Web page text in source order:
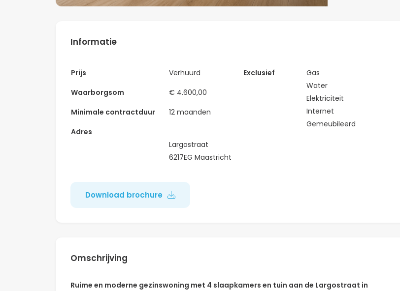
Informatie
Prijs
Verhuurd
Waarborgsom
€ 4.600,00
Minimale contractduur
12 maanden
Adres
Largostraat
6217EG Maastricht
Exclusief
Gas
Water
Elektriciteit
Internet
Gemeubileerd
Download brochure
Omschrijving
Ruime en moderne gezinswoning met 4 slaapkamers en tuin aan de Largostraat in